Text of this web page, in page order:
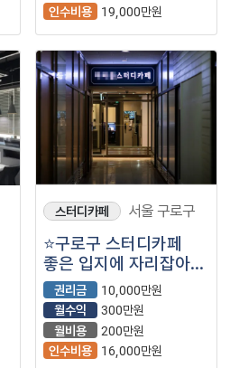
인수비용
19,000만원
스터디카페 서울 구로구
⭐구로구 스터디카페
좋은 입지에 자리잡아
관리를 잘 하면 매출과
수익을 더 늘릴
가능성이 있는
매장입니다.
권리금
10,000만원
월수익
300만원
월비용
200만원
인수비용
16,000만원